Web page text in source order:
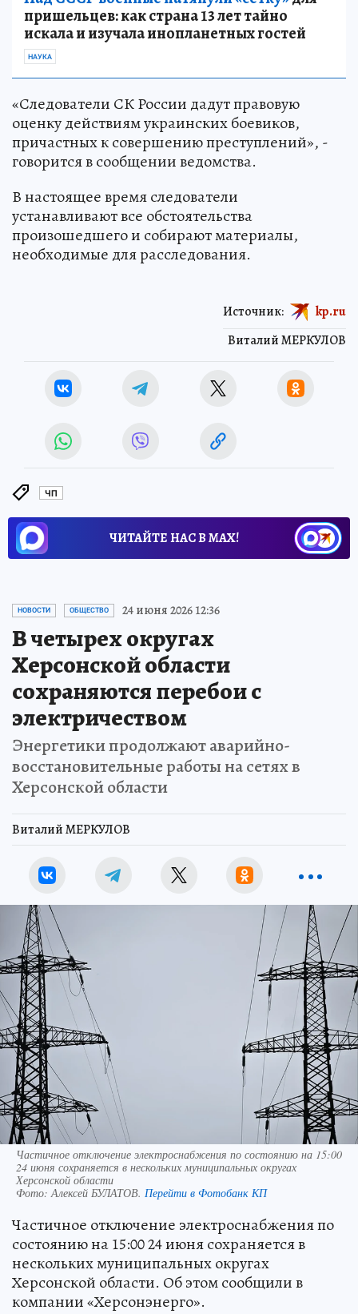
пришельцев: как страна 13 лет тайно
искала и изучала инопланетных гостей
НАУКА
«Следователи СК России дадут правовую
оценку действиям украинских боевиков,
причастных к совершению преступлений», -
говорится в сообщении ведомства.
В настоящее время следователи
устанавливают все обстоятельства
произошедшего и собирают материалы,
необходимые для расследования.
Виталий МЕРКУЛОВ
Источник: kp.ru
ЧП
ЧИТАЙТЕ НАС В МАХ!
НОВОСТИ ОБЩЕСТВО 24 июня 2026 12:36
В четырех округах
Херсонской области
сохраняются перебои с
электричеством
Энергетики продолжают аварийно-
восстановительные работы на сетях в
Херсонской области
Виталий МЕРКУЛОВ
Частичное отключение электроснабжения по состоянию на 15:00
24 июня сохраняется в нескольких муниципальных округах
Херсонской области
Фото:Алексей БУЛАТОВ. Перейти в Фотобанк КП
Частичное отключение электроснабжения по
состоянию на 15:00 24 июня сохраняется в
нескольких муниципальных округах
Херсонской области. Об этом сообщили в
компании «Херсонэнерго».